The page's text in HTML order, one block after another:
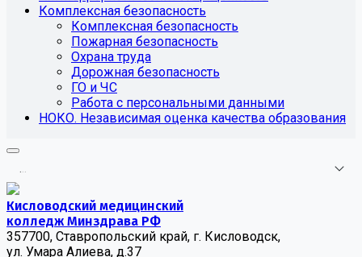
Комплексная безопасность
Комплексная безопасность
Пожарная безопасность
Охрана труда
Дорожная безопасность
ГО и ЧС
Работа с персональными данными
НОКО. Независимая оценка качества образования
...
Кисловодский медицинский
колледж Минздрава РФ
357700, Ставропольский край, г. Кисловодск,
ул. Умара Алиева, д.37